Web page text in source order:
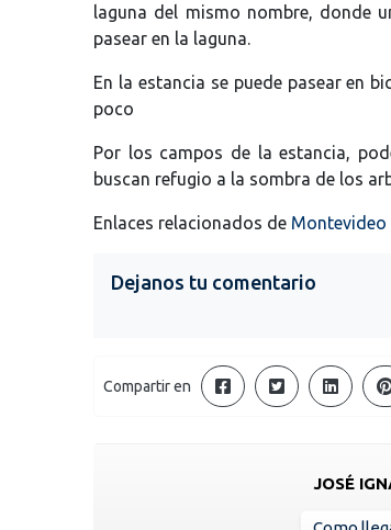
laguna del mismo nombre, donde
pasear en la laguna.
En la estancia se puede pasear en
poco
Por los campos de la estancia,
buscan refugio a la sombra de los
Enlaces relacionados de Montevideo
Dejanos tu comentario
Compartir en
JOSÉ